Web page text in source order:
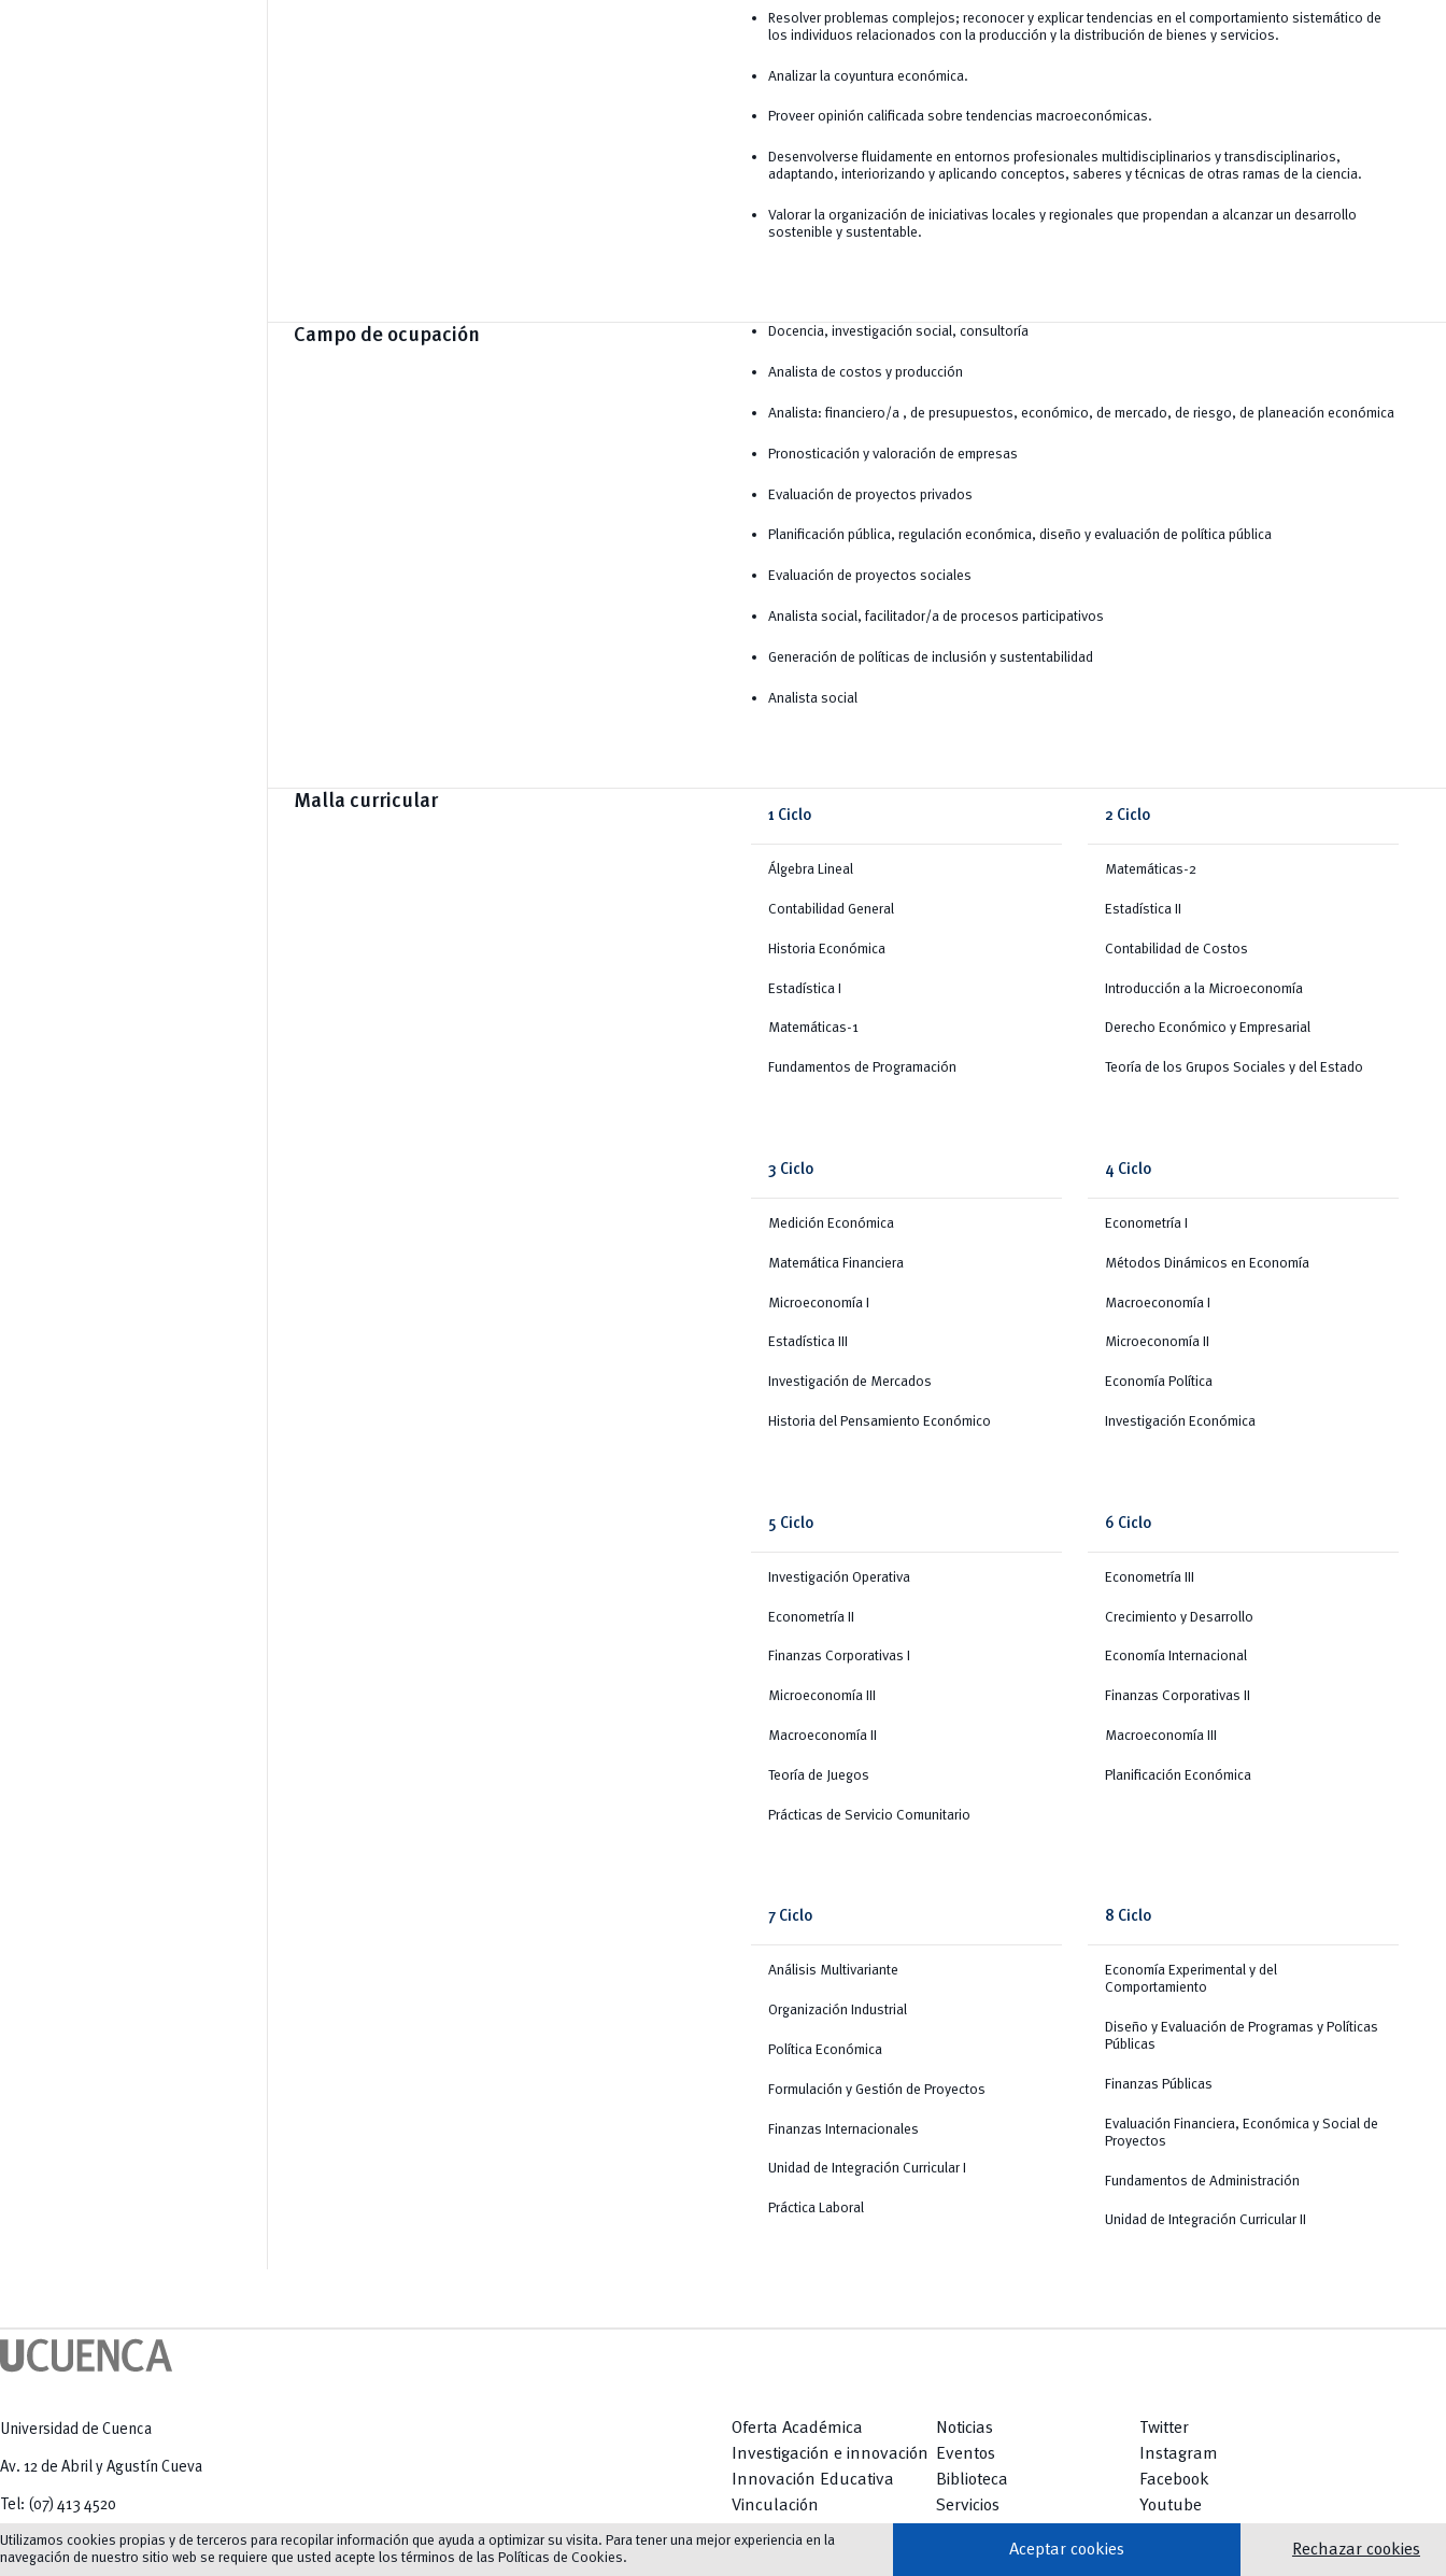
Resolver problemas complejos; reconocer y explicar tendencias en el comportamiento sistemático de
los individuos relacionados con la producción y la distribución de bienes y servicios.
Analizar la coyuntura económica.
Proveer opinión calificada sobre tendencias macroeconómicas.
Desenvolverse fluidamente en entornos profesionales multidisciplinarios y transdisciplinarios,
adaptando, interiorizando y aplicando conceptos, saberes y técnicas de otras ramas de la ciencia.
Valorar la organización de iniciativas locales y regionales que propendan a alcanzar un desarrollo
sostenible y sustentable.
Campo de ocupación Docencia, investigación social, consultoría
Analista de costos y producción
Analista: financiero/a , de presupuestos, económico, de mercado, de riesgo, de planeación económica
Pronosticación y valoración de empresas
Evaluación de proyectos privados
Planificación pública, regulación económica, diseño y evaluación de política pública
Evaluación de proyectos sociales
Analista social, facilitador/a de procesos participativos
Generación de políticas de inclusión y sustentabilidad
Analista social
Malla curricular
1 Ciclo
Álgebra Lineal
Contabilidad General
Historia Económica
Estadística I
Matemáticas-1
Fundamentos de Programación
2 Ciclo
Matemáticas-2
Estadística II
Contabilidad de Costos
Introducción a la Microeconomía
Derecho Económico y Empresarial
Teoría de los Grupos Sociales y del Estado
3 Ciclo
Medición Económica
Matemática Financiera
Microeconomía I
Estadística III
Investigación de Mercados
Historia del Pensamiento Económico
4 Ciclo
Econometría I
Métodos Dinámicos en Economía
Macroeconomía I
Microeconomía II
Economía Política
Investigación Económica
5 Ciclo
Investigación Operativa
Econometría II
Finanzas Corporativas I
Microeconomía III
Macroeconomía II
Teoría de Juegos
Prácticas de Servicio Comunitario
6 Ciclo
Econometría III
Crecimiento y Desarrollo
Economía Internacional
Finanzas Corporativas II
Macroeconomía III
Planificación Económica
7 Ciclo
Análisis Multivariante
Organización Industrial
Política Económica
Formulación y Gestión de Proyectos
Finanzas Internacionales
Unidad de Integración Curricular I
Práctica Laboral
8 Ciclo
Economía Experimental y del
Comportamiento
Diseño y Evaluación de Programas y Políticas
Públicas
Finanzas Públicas
Evaluación Financiera, Económica y Social de
Proyectos
Fundamentos de Administración
Unidad de Integración Curricular II
Universidad de Cuenca
Av. 12 de Abril y Agustín Cueva
Tel: (07) 413 4520
Mapas y direcciones
Oferta Académica
Investigación e innovación
Innovación Educativa
Vinculación
Noticias
Eventos
Biblioteca
Servicios
Twitter
Instagram
Facebook
Youtube
vertical_align_top
Utilizamos cookies propias y de terceros para recopilar información que ayuda a optimizar su visita. Para tener una mejor experiencia en la
navegación de nuestro sitio web se requiere que usted acepte los términos de las Políticas de Cookies. Aceptar cookies Rechazar cookies